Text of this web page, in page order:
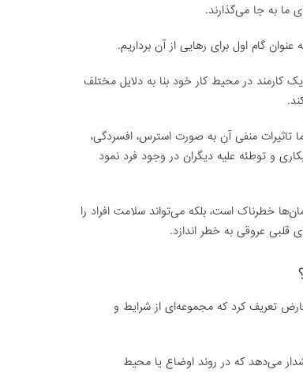
ما به جا می‌گذارند.
گام اول برای رهایی از آن برداریم.
دانشگاهی نشان می‌دهد از هر ۴ کارمند، یک کارمند در محیط کار خود بنا به دلایل مختلف
تاثیرات منفی آن به صورت استرس، افسردگی،
و توطئه علیه دیگران در وجود فرد نمود
خطرناک است، بلکه می‌تواند سلامت افراد را
قلبی عروقی به خطر اندازد.
تعریف کرد که مجموعه‌ای از شرایط و
می‌دهد که در روند اوضاع یا محیط